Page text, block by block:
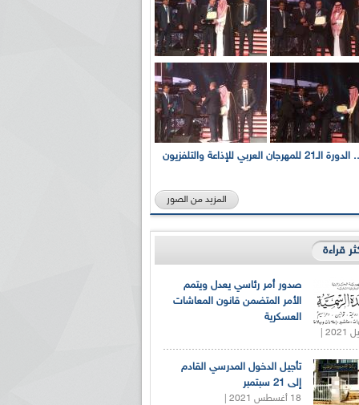
بالصور... الدورة الـ21 للمهرجان العربي للإذاعة والتلفزيون
المزيد من الصور
قراءة
صدور أمر رئاسي يعدل ويتمم
الأمر المتضمن قانون المعاشات
العسكرية
تأجيل الدخول المدرسي القادم
إلى 21 سبتمبر
18 أغسطس 2021 |